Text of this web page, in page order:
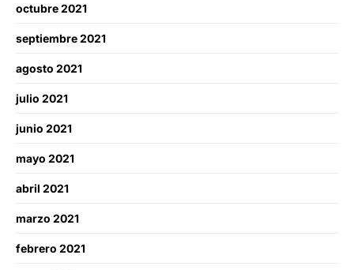
octubre 2021
septiembre 2021
agosto 2021
julio 2021
junio 2021
mayo 2021
abril 2021
marzo 2021
febrero 2021